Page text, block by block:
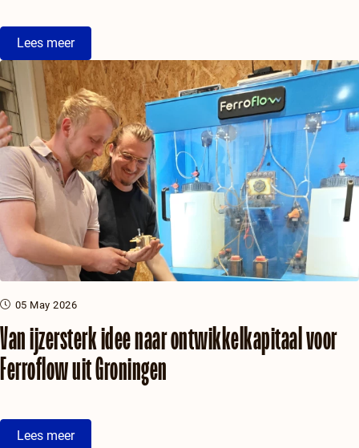
Lees meer
05 May 2026
Van ijzersterk idee naar ontwikkelkapitaal voor
Ferroflow uit Groningen
Lees meer